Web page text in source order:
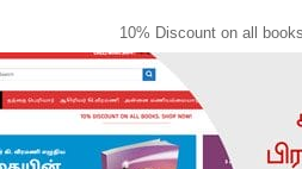
10% Discount on all books